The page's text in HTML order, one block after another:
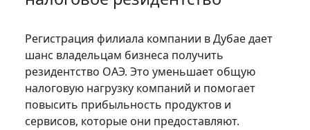
Регистрация филиала компании в Дубае дает
шанс владельцам бизнеса получить
резидентство ОАЭ. Это уменьшает общую
налоговую нагрузку компаний и помогает
повысить прибыльность продуктов и
сервисов, которые они предоставляют.